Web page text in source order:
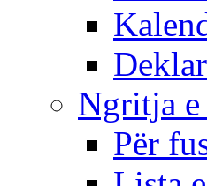
Ngritja e
Për